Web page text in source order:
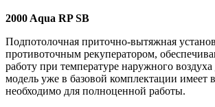
2000 Aqua RP SB
Подпотолочная приточно-вытяжная
противоточным рекуператором,
работу при температуре наружного
модель уже в базовой комплектации имеет
необходимо для полноценной работы.